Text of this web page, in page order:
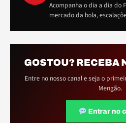
Acompanha o dia a dia do
mercado da bola,
GOSTOU? RECEBA
Entre no nosso canal e seja o
Mengão.
Entrar no